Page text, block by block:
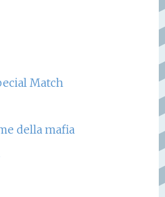
Match
della mafia